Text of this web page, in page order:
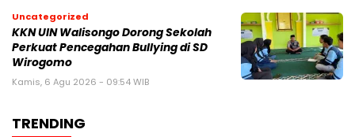
Uncategorized
KKN UIN Walisongo Dorong Sekolah
Perkuat Pencegahan Bullying di SD
Wirogomo
Kamis, 6 Agu 2026 - 09:54 WIB
TRENDING